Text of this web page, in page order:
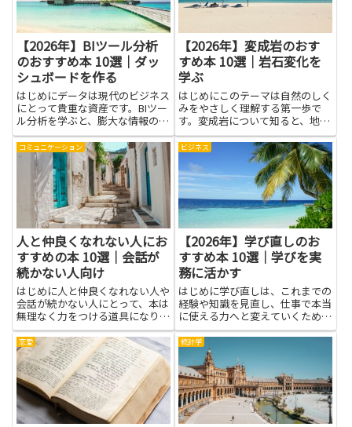
【2026年】BIツール分析
のおすすめ本 10選｜ダッ
シュボードを作る
はじめにデータは現代のビジネス
にとって貴重な資産です。BIツー
ル分析を学ぶと、膨大な情報の中
から意味のある傾向を見つけ出
し、業務の意思決定を支える力を
高められます。ダッシュボードを
作る技術は、複雑な指標を視覚化
してチームと共有する場面で大
【2026年】変成岩のおす
すめ本 10選｜岩石変化を
学ぶ
はじめにこのテーマは自然のしく
みをやさしく理解する第一歩で
す。変成岩について知ると、地球
が長い時間の中でどう形を変えて
きたかを想像できるようになりま
す。岩石変化を学ぶと、熱や圧力
が石の性質をどう変えるのか、結
晶の形や模様が何を意味するのか
が...
コミュニケーション
人と仲良くなれない人にお
すすめの本 10選｜会話が
続かない人向け
はじめに人と仲良くなれない人や
会話が続かない人にとって、本は
無理なく力をつける道具になりま
す。言葉遣いや聞き方、場の空気
の読み方などは文章で具体例を示
されると理解しやすく、繰り返し
学べる点が助けになります。静か
な時間に自分のペースで読むこ
と...
ビジネス
【2026年】学び直しのお
すすめ本 10選｜学びを実
務に活かす
はじめに学び直しは、これまでの
経験や知識を見直し、仕事で本当
に使える力へと変えていくための
大切なプロセスです。本記事で紹
介する書籍を通じて、基礎の再確
認や新しい視点の獲得、日常業務
に直結する実践的な知識を効率よ
く吸収できます。学びを実務に
活...
恋愛 統計学